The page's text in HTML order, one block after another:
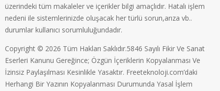
üzerindeki tüm makaleler ve içerikler bilgi amaçlıdır. Hatalı işlem
nedeni ile sistemlerinizde oluşacak her türlü sorun,arıza vb..
durumlar kullanıcı sorumluluğundadır.
Copyright © 2026 Tüm Hakları Saklıdır.5846 Sayılı Fikir Ve Sanat
Eserleri Kanunu Gereğince; Özgün İçeriklerin Kopyalanması Ve
İzinsiz Paylaşılması Kesinlikle Yasaktır. Freeteknoloji.com’daki
Herhangi Bir Yazının Kopyalanması Durumunda Yasal İşlem